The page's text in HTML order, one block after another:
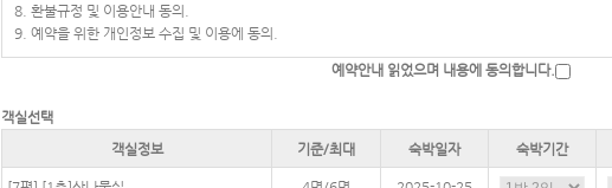
8. 환불규정 및 이용안내 동의.
9. 예약을 위한 개인정보 수집 및 이용에 동의.
예약안내 읽었으며 내용에 동의합니다.
객실선택
객실정보
기준/최대 숙박일자 숙박기간